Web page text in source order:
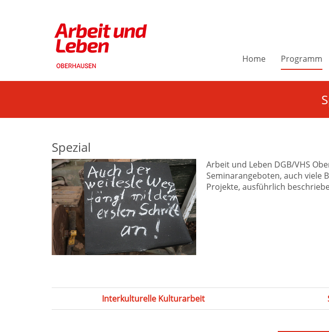
Home Programm
Spezial
Arbeit und Leben DGB/VHS
Seminarangeboten, auch viele
Projekte, ausführlich
Interkulturelle Kulturarbeit